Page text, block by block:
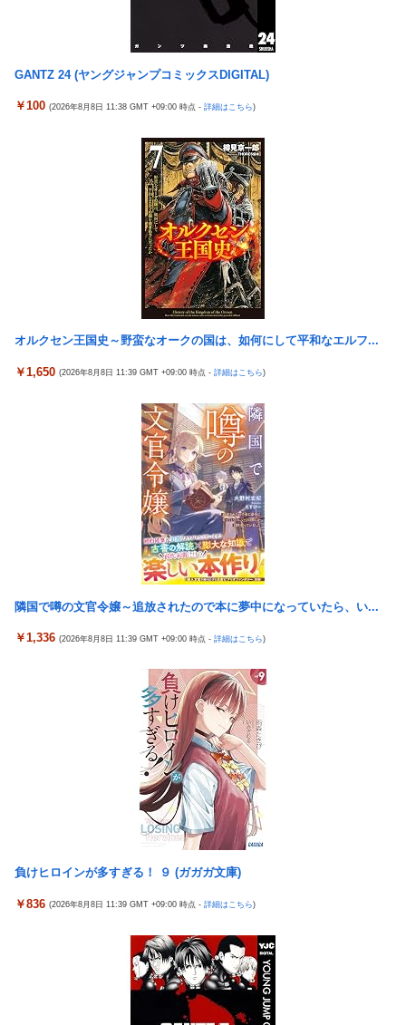
【宇崎ちゃんは遊びたい！】BiCute Bunnies Figure「宇崎花」
「宇崎月」メタリックパープルver. プライズフィギュア【ラウン
ドワン限定で展開決定】
だわ！
【艦これ】ひみつの通り道 他
【艦これ】ナマケモノアガノウサギ 他
海外「日本は戦勝国なんだよ」 戦後の日本人の特別な生き様に各
【画像】居酒屋さん、6人で長居して会計4939円しか使わない客
にお気持ち表明してしまう←コレどっちが悪いんや？？？？？？
女芸人の吉住さん（36）メイクしたら普通に美人の部類だったと
判明ｗｗｗｗｗｗｗｗｗ
【悲報】チーター、無理矢理カメラを設置されてしょんぼり顔
ｗｗ
佐藤二朗、橋本愛との騒動で主演映画が完全白紙へｗｗｗｗｗ
ひろゆき「出馬する気ないから話さなかった」妻「それでも不誠
実だろ」→離婚協議へｗｗｗｗｗ
【悲報】瀬戸環奈がスタイルよすぎて一般男性が隣に並ぶとチン
チクリンに見えてしまう
女芸人の吉住さん（36）メイクしたら普通に美人の部類だったと
判明ｗｗｗｗｗｗｗｗｗ
大竹しのぶ「戦争放棄の国であり続けよう」←この投稿が話題に
「ドラクエ11」攻略感想(54/クリア後)マルティナの「しんぴのビ
倉木しおりアリスJAPAN8月新作「先っぽだけなら浮気じゃない
よ？イケないギリギリの焦らし責めに屈し膣奥深ハメ浮気」理性
【J1第1節 名古屋×清水】清水は北川の完璧なボレーと無失点で
白星スタート！ホーム公式戦での対名古屋戦の連敗を7で止める
銀シャリ・橋本「映画館でなんでみんなポップコーン食べたいん
ですか」「一番いいときにカシャカシャ…」
隣の臭デブキング貧乏揺すり背中のけぞりキョロ厨カンスケデブ
がウザすぎて心が折れそう…
5号機の時って、面白いA+ART機がたくさんあって楽しかったよ
なｗｗｗ
【悲報】「ビッグモーター」とかいう完全に逃げ切ったゴミクズ
【今はやってない】審判への性接待疑惑…大韓サッカー協会が声
明「現在は一切発生していない」
コメ卸大手さん、営業利益83％減 高値で買い込んだ米が売れず
佐藤二朗、橋本愛との騒動で主演映画が完全白紙へｗｗｗｗｗ
ひろゆき「出馬する気ないから話さなかった」妻「それでも不誠
実だろ」→離婚協議へｗｗｗｗｗ
大竹しのぶ「戦争放棄の国であり続けよう」←この投稿が話題に
【悲報】瀬戸環奈がスタイルよすぎて一般男性が隣に並ぶとチン
女芸人の吉住さん（36）メイクしたら普通に美人の部類だったと
判明ｗｗｗｗｗｗｗｗｗ
大竹しのぶ「戦争放棄の国であり続けよう」←この投稿が話題に
倉木しおりアリスJAPAN8月新作「先っぽだけなら浮気じゃない
よ？イケないギリギリの焦らし責めに屈し膣奥深ハメ浮気」理性
【虹ヶ咲】「夏はせつ泣き」がキャッチコピーの映画【ラブライ
隣の臭デブキング貧乏揺すり背中のけぞりキョロ厨カンスケデブ
【悲報】「ビッグモーター」とかいう完全に逃げ切ったゴミクズ
スマスロSAO2のガラス、粉々になってしまう…役物が近いのが
ラオウがサウザーに勝てないって信じられないんだが…
メトロイドプライム4 新品が2999円に…
ヨーロッパが中国製メガソーラーを締め出しｗｗｗ
【九州名物】鶏刺し食べた医師、全身麻痺へ…「死んだほうが良
なってしまうと世界が騒然
ストロングビデ1【ふくらすずめ】
野田昇吾、初の準優進出目前も「一回希望」で賞典除外
【朗報】AKB48 ロッテとコラボ決定！！
高市政権に媚びて偏向報道まみれの産経新聞、コスト上昇に耐え
られず東北6県撤退を発表
【ウマ娘】コミケで配布予定だった非公式グッズ「オグリキャッ
プタマモクロスアクリル定規」意外(?)な落とし穴により配布を撤
回することに…
白星スタート！自陣からのカウンターが決まり山本桜大が決勝ゴ
『ソニーが嫌い』←まあわかる『ソニー信者が嫌い』←まあわか
る『任天堂信者が嫌い』←まあわかる
GANTZ 24 (ヤングジャンプコミックスDIGITAL)
￥100 (2026年8月8日 11:38 GMT +09:00 時点 - 詳細はこちら)
オルクセン王国史～野蛮なオークの国は、如何にして平和なエルフ...
￥1,650 (2026年8月8日 11:39 GMT +09:00 時点 - 詳細はこちら)
隣国で噂の文官令嬢～追放されたので本に夢中になっていたら、い...
￥1,336 (2026年8月8日 11:39 GMT +09:00 時点 - 詳細はこちら)
負けヒロインが多すぎる！ ９ (ガガガ文庫)
￥836 (2026年8月8日 11:39 GMT +09:00 時点 - 詳細はこちら)